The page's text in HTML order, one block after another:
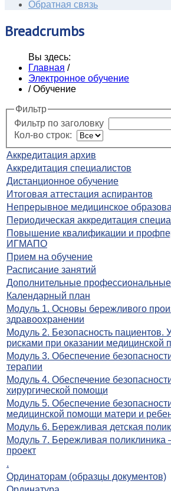
Обратная связь
Breadcrumbs
Вы здесь:
Главная /
Электронное обучение
/ Обучение
Фильтр
Фильтр по заголовку
Кол-во строк:
Аккредитация архив
Аккредитация специалистов
Дистанционное обучение
Итоговая аттестация аспирантов
Непрерывное медицинское
Периодическая аккредитация
Повышение квалификации и
ИГМАПО
Прием на обучение
Расписание занятий
Дополнительные
Календарный план
Модуль 1. Основы бережливого
здравоохранении
Модуль 2. Безопасность пациентов.
рисками при оказании медицинской
Модуль 3. Обеспечение
терапии
Модуль 4. Обеспечение
хирургической помощи
Модуль 5. Обеспечение
медицинской помощи матери и
Модуль 6. Бережливая детская
Модуль 7. Бережливая поликлиника
проект
.
Ординаторам (образцы документов)